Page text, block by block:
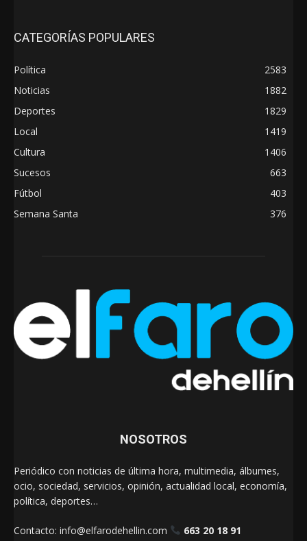
CATEGORÍAS POPULARES
Política
2583
Noticias
1882
Deportes
1829
Local
1419
Cultura
1406
Sucesos
663
Fútbol
403
Semana Santa
376
NOSOTROS
Periódico con noticias de última hora, multimedia, álbumes,
ocio, sociedad, servicios, opinión, actualidad local, economía,
política, deportes…
Contacto: info@elfarodehellin.com 663 20 18 91